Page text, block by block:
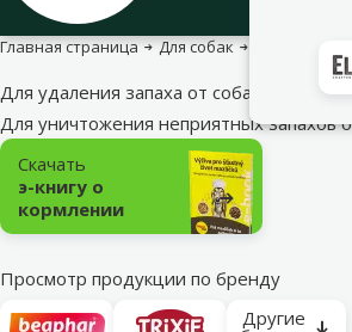
Главная страница Для собак
Для удаления запаха от собак
Для уничтожения неприятных запахов
Подкатегория
Скачать
э-книгу о
кормлении
Просмотр продукции по бренду
Другие